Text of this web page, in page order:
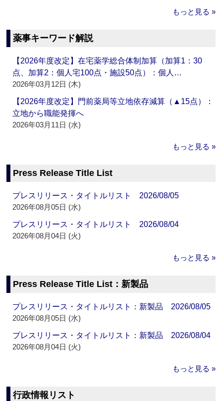
もっと見る »
薬事キーワード解説
【2026年度改定】在宅薬学総合体制加算（加算1：30
点、加算2：個人宅100点・施設50点）：個人…
2026年03月12日 (木)
【2026年度改定】門前薬局等立地依存減算（▲15点）：
立地から職能発揮へ
2026年03月11日 (水)
もっと見る »
Press Release Title List
プレスリリース・タイトルリスト 2026/08/05
2026年08月05日 (水)
プレスリリース・タイトルリスト 2026/08/04
2026年08月04日 (火)
もっと見る »
Press Release Title List：新製品
プレスリリース・タイトルリスト：新製品 2026/08/05
2026年08月05日 (水)
プレスリリース・タイトルリスト：新製品 2026/08/04
2026年08月04日 (火)
もっと見る »
行政情報リスト